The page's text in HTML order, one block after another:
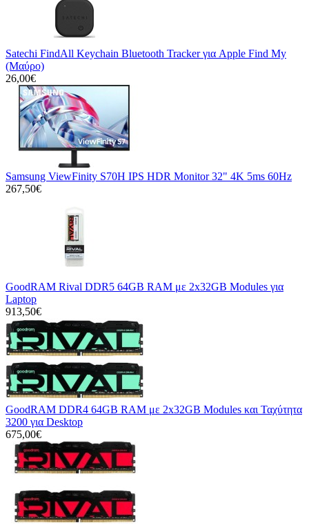
Satechi FindAll Keychain Bluetooth Tracker για Apple Find My
(Μαύρο)
26,00€
Samsung ViewFinity S70H IPS HDR Monitor 32" 4K 5ms 60Hz
267,50€
GoodRAM Rival DDR5 64GB RAM με 2x32GB Modules για
Laptop
913,50€
GoodRAM DDR4 64GB RAM με 2x32GB Modules και Ταχύτητα
3200 για Desktop
675,00€